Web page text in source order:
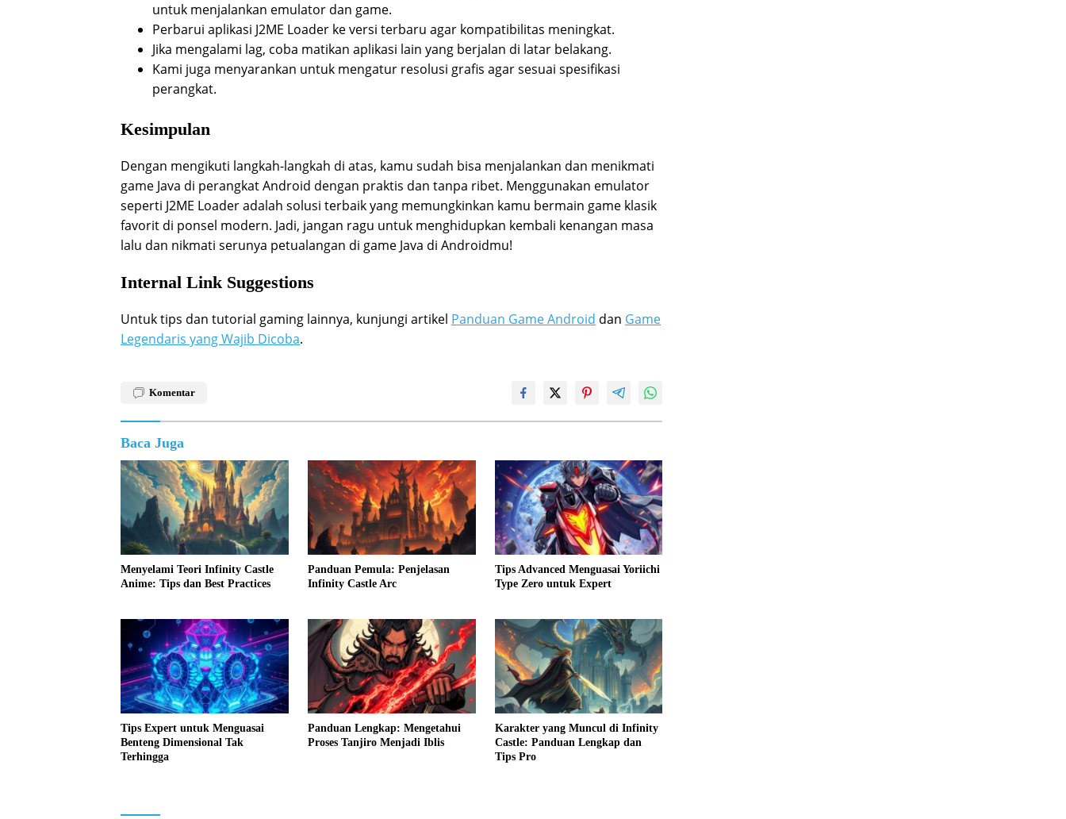
untuk menjalankan emulator dan game.
Perbarui aplikasi J2ME Loader ke versi terbaru agar kompatibilitas meningkat.
Jika mengalami lag, coba matikan aplikasi lain yang berjalan di latar belakang.
Kami juga menyarankan untuk mengatur resolusi grafis agar sesuai spesifikasi
perangkat.
Kesimpulan
Dengan mengikuti langkah-langkah di atas, kamu sudah bisa menjalankan dan menikmati
game Java di perangkat Android dengan praktis dan tanpa ribet. Menggunakan emulator
seperti J2ME Loader adalah solusi terbaik yang memungkinkan kamu bermain game klasik
favorit di ponsel modern. Jadi, jangan ragu untuk menghidupkan kembali kenangan masa
lalu dan nikmati serunya petualangan di game Java di Androidmu!
Internal Link Suggestions
Untuk tips dan tutorial gaming lainnya, kunjungi artikel Panduan Game Android dan Game
Legendaris yang Wajib Dicoba.
Komentar
Baca Juga
Menyelami Teori Infinity Castle
Anime: Tips dan Best Practices
Panduan Pemula: Penjelasan
Infinity Castle Arc
Tips Advanced Menguasai Yoriichi
Type Zero untuk Expert
Tips Expert untuk Menguasai
Benteng Dimensional Tak
Terhingga
Panduan Lengkap: Mengetahui
Proses Tanjiro Menjadi Iblis
Karakter yang Muncul di Infinity
Castle: Panduan Lengkap dan
Tips Pro